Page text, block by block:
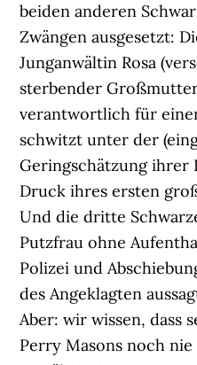
beiden anderen
Zwängen ausgesetzt:
Junganwältin Rosa
sterbender
verantwortlich für
schwitzt unter der
Geringschätzung ihrer
Druck ihres ersten
Und die dritte
Putzfrau ohne
Polizei und
des Angeklagten
Aber: wir wissen, dass
Perry Masons noch